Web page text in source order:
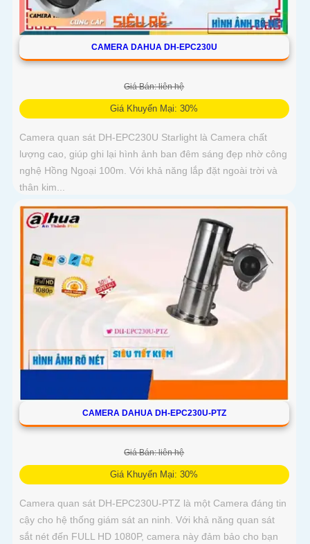
CAMERA DAHUA DH-EPC230U
Giá Bán: liên hệ
Giá Khuyến Mại: 30%
Camera quan sát DH-EPC230U Starlight là Camera chất
lượng cao, giúp ghi lại hình ảnh ban đêm sáng đẹp nhờ công
nghệ Hồng Ngoại 100m. Với khả năng lắp đặt ngoài trời và
thân kim...
CAMERA DAHUA DH-EPC230U-PTZ
Giá Bán: liên hệ
Giá Khuyến Mại: 30%
Camera quan sát DH-EPC230U-PTZ là một Camera đáng tin
cậy cho hệ thống giám sát an ninh. Với khả năng quan sát
sắt nét đến FULL HD 1080P, camera này đảm bảo cho bạn